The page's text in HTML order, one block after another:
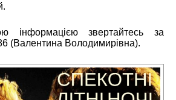
інформацією звертайтесь за
(Валентина Володимирівна).